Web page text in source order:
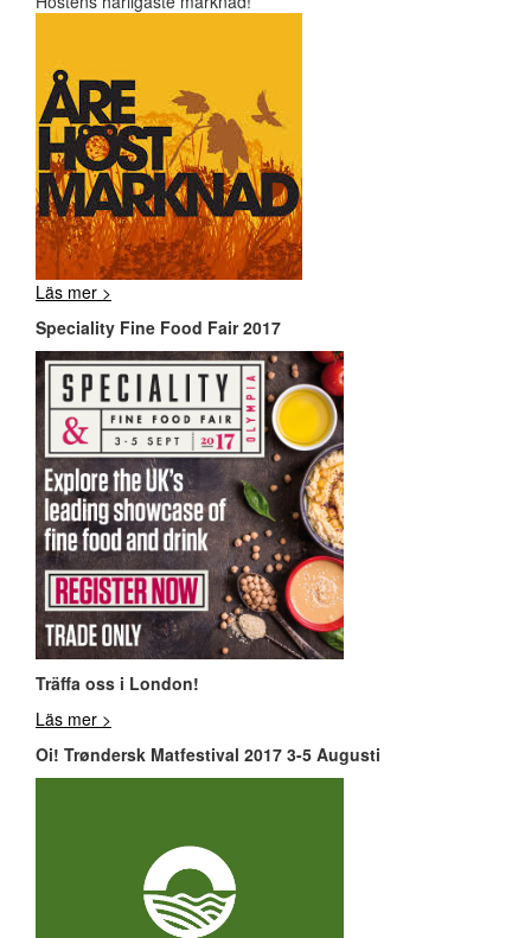
Läs mer >
Speciality Fine Food Fair 2017
Träffa oss i London!
Läs mer >
Oi! Trøndersk Matfestival 2017 3-5 Augusti